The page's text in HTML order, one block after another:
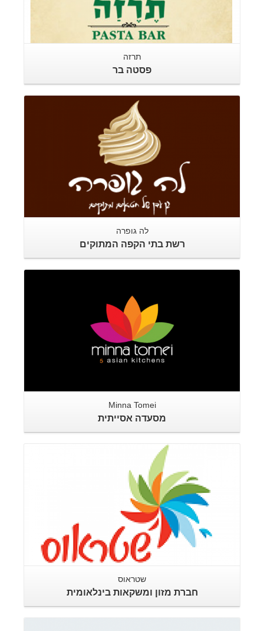
תרזה
פסטה בר
לה גופרה
רשת בתי הקפה המתוקים
Minna Tomei
מסעדה אסייתית
שטראוס
חברת מזון ומשקאות בינלאומית